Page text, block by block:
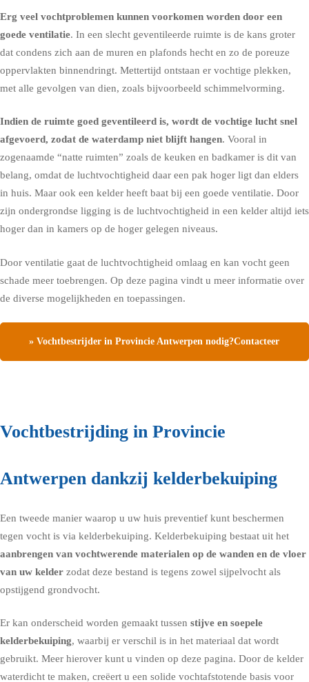
Erg veel vochtproblemen kunnen voorkomen worden door een
goede ventilatie. In een slecht geventileerde ruimte is de kans groter
dat condens zich aan de muren en plafonds hecht en zo de poreuze
oppervlakten binnendringt. Mettertijd ontstaan er vochtige plekken,
met alle gevolgen van dien, zoals bijvoorbeeld schimmelvorming.
Indien de ruimte goed geventileerd is, wordt de vochtige lucht snel
afgevoerd, zodat de waterdamp niet blijft hangen. Vooral in
zogenaamde “natte ruimten” zoals de keuken en badkamer is dit van
belang, omdat de luchtvochtigheid daar een pak hoger ligt dan elders
in huis. Maar ook een kelder heeft baat bij een goede ventilatie. Door
zijn ondergrondse ligging is de luchtvochtigheid in een kelder altijd iets
hoger dan in kamers op de hoger gelegen niveaus.
Door ventilatie gaat de luchtvochtigheid omlaag en kan vocht geen
schade meer toebrengen. Op deze pagina vindt u meer informatie over
de diverse mogelijkheden en toepassingen.
» Vochtbestrijder in Provincie Antwerpen nodig?Contacteer
Vochtbestrijding in Provincie
Antwerpen dankzij kelderbekuiping
Een tweede manier waarop u uw huis preventief kunt beschermen
tegen vocht is via kelderbekuiping. Kelderbekuiping bestaat uit het
aanbrengen van vochtwerende materialen op de wanden en de vloer
van uw kelder zodat deze bestand is tegens zowel sijpelvocht als
opstijgend grondvocht.
Er kan onderscheid worden gemaakt tussen stijve en soepele
kelderbekuiping, waarbij er verschil is in het materiaal dat wordt
gebruikt. Meer hierover kunt u vinden op deze pagina. Door de kelder
waterdicht te maken, creëert u een solide vochtafstotende basis voor